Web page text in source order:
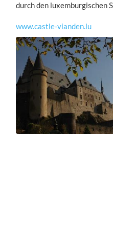
durch den luxemburgischen
www.castle-vianden.lu